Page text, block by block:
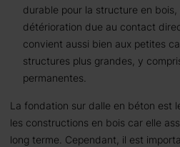
durable pour la structure en
détérioration due au contact
convient aussi bien aux petites
structures plus grandes, y
permanentes.
La fondation sur dalle en béton est
les constructions en bois car elle
long terme. Cependant, il est